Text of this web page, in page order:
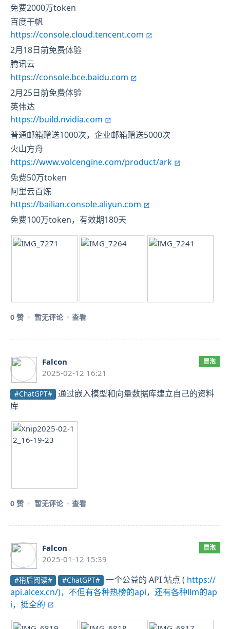
免费2000万token
百度干帆
https://console.cloud.tencent.com
2月18日前免费体验
腾讯云
https://console.bce.baidu.com
2月25日前免费体验
英伟达
https://build.nvidia.com
普通邮箱赠送1000次，企业邮箱赠送5000次
火山方舟
https://www.volcengine.com/product/ark
免费50万token
阿里云百炼
https://bailian.console.aliyun.com
免费100万token，有效期180天
0 赞 暂无评论 查看
Falcon
2025-02-12 16:21
冒泡
#ChatGPT#
通过嵌入模型和向量数据库建立自己的资料
库
0 赞 暂无评论 查看
Falcon
2025-01-12 15:39
冒泡
#稍后阅读# #ChatGPT# 一个公益的 API 站点 ( https://
api.alcex.cn/)，不但有各种热榜的api，还有各种llm的ap
i，挺全的